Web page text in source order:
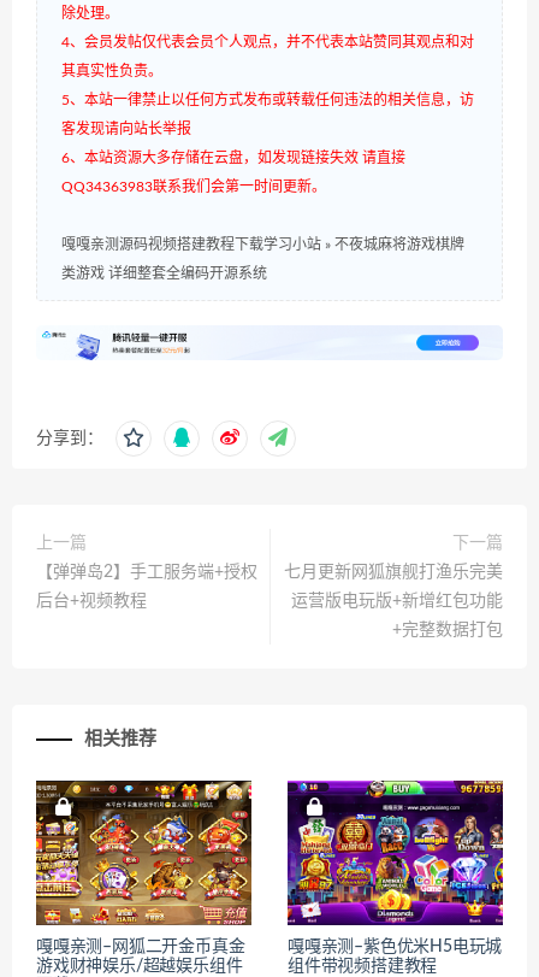
除处理。
4、会员发帖仅代表会员个人观点，并不代表本站赞同其观点和对
其真实性负责。
5、本站一律禁止以任何方式发布或转载任何违法的相关信息，访
客发现请向站长举报
6、本站资源大多存储在云盘，如发现链接失效 请直接
QQ34363983联系我们会第一时间更新。
嘎嘎亲测源码视频搭建教程下载学习小站 » 不夜城麻将游戏棋牌
类游戏 详细整套全编码开源系统
分享到：
上一篇
【弹弹岛2】手工服务端+授权
后台+视频教程
下一篇
七月更新网狐旗舰打渔乐完美
运营版电玩版+新增红包功能
+完整数据打包
相关推荐
嘎嘎亲测–网狐二开金币真金
游戏财神娱乐/超越娱乐组件
嘎嘎亲测–紫色优米H5电玩城
组件带视频搭建教程